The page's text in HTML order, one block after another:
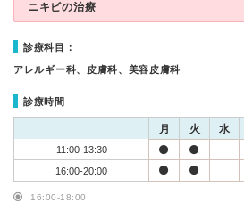
ニキビの治療
診療科目：
アレルギー科、皮膚科、美容皮膚科
診療時間
月 火 水
11:00-13:30
16:00-20:00
16:00-18:00